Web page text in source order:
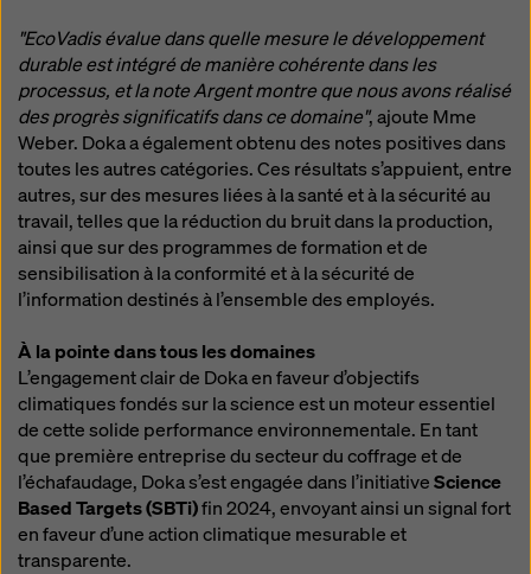
"EcoVadis évalue dans quelle mesure le développement
durable est intégré de manière cohérente dans les
processus, et la note Argent montre que nous avons réalisé
des progrès significatifs dans ce domaine", ajoute Mme
Weber. Doka a également obtenu des notes positives dans
toutes les autres catégories. Ces résultats s’appuient, entre
autres, sur des mesures liées à la santé et à la sécurité au
travail, telles que la réduction du bruit dans la production,
ainsi que sur des programmes de formation et de
sensibilisation à la conformité et à la sécurité de
l’information destinés à l’ensemble des employés.
À la pointe dans tous les domaines
L’engagement clair de Doka en faveur d’objectifs
climatiques fondés sur la science est un moteur essentiel
de cette solide performance environnementale. En tant
que première entreprise du secteur du coffrage et de
l’échafaudage, Doka s’est engagée dans l’initiativeScience
Based Targets (SBTi)fin 2024, envoyant ainsi un signal fort
en faveur d’une action climatique mesurable et
transparente.